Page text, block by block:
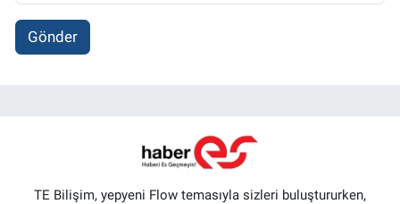
Gönder
TE Bilişim, yepyeni Flow temasıyla sizleri buluştururken,